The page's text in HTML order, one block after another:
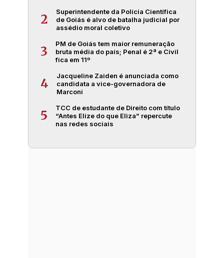
2
Superintendente da Polícia Científica
de Goiás é alvo de batalha judicial por
assédio moral coletivo
3
PM de Goiás tem maior remuneração
bruta média do país; Penal é 2ª e Civil
fica em 11º
4
Jacqueline Zaiden é anunciada como
candidata a vice-governadora de
Marconi
5
TCC de estudante de Direito com título
“Antes Elize do que Eliza” repercute
nas redes sociais